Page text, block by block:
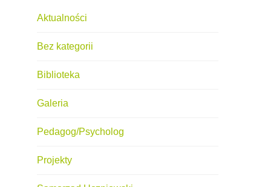
Aktualności
Bez kategorii
Biblioteka
Galeria
Pedagog/Psycholog
Projekty